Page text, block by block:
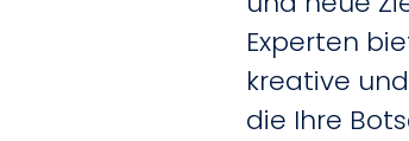
Experten
kreative
die Ihre